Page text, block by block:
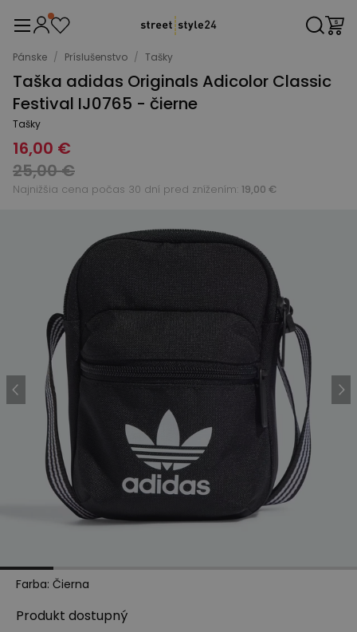
Pánske / Príslušenstvo / Tašky
Taška adidas Originals Adicolor Classic
Festival IJ0765 - čierne
Tašky
16,00 €
25,00 €
Najnižšia cena počas 30 dní pred znížením: 19,00 €
Farba: Čierna
Produkt dostupný